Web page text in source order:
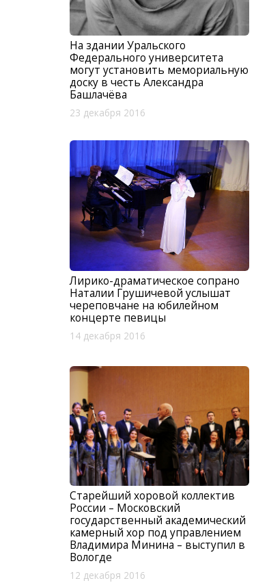
На здании Уральского
Федерального университета
могут установить мемориальную
доску в честь Александра
Башлачёва
23 декабря 2016
Лирико-драматическое сопрано
Наталии Грушичевой услышат
череповчане на юбилейном
концерте певицы
14 декабря 2016
Старейший хоровой коллектив
России – Московский
государственный академический
камерный хор под управлением
Владимира Минина – выступил в
Вологде
12 декабря 2016